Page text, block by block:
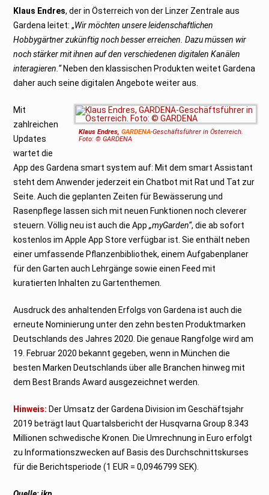
Klaus Endres, der in Österreich von der Linzer Zentrale aus
Gardena leitet: „Wir möchten unsere leidenschaftlichen
Hobbygärtner zukünftig noch besser erreichen. Dazu müssen wir
noch stärker mit ihnen auf den verschiedenen digitalen Kanälen
interagieren.“Neben den klassischen Produkten weitet Gardena
daher auch seine digitalen Angebote weiter aus.
Klaus Endres, GARDENA-Geschäftsführer in Österreich.
Foto: © GARDENA
Mit
zahlreichen
Updates
wartet die
App des Gardena smart system auf: Mit dem smart Assistant
steht dem Anwender jederzeit ein Chatbot mit Rat und Tat zur
Seite. Auch die geplanten Zeiten für Bewässerung und
Rasenpflege lassen sich mit neuen Funktionen noch cleverer
steuern. Völlig neu ist auch die App„myGarden“, die ab sofort
kostenlos im Apple App Store verfügbar ist. Sie enthält neben
einer umfassende Pflanzenbibliothek, einem Aufgabenplaner
für den Garten auch Lehrgänge sowie einen Feed mit
kuratierten Inhalten zu Gartenthemen.
Ausdruck des anhaltenden Erfolgs von Gardena ist auch die
erneute Nominierung unter den zehn besten Produktmarken
Deutschlands des Jahres 2020. Die genaue Rangfolge wird am
19. Februar 2020 bekannt gegeben, wenn in München die
besten Marken Deutschlands über alle Branchen hinweg mit
dem Best Brands Award ausgezeichnet werden.
Hinweis: Der Umsatz der Gardena Division im Geschäftsjahr
2019 beträgt laut Quartalsbericht der Husqvarna Group 8.343
Millionen schwedische Kronen. Die Umrechnung in Euro erfolgt
zu Informationszwecken auf Basis des Durchschnittskurses
für die Berichtsperiode (1 EUR = 0,0946799 SEK).